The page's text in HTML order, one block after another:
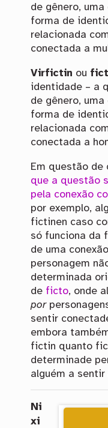
de gênero,
forma de
relacionada
conectada a
Virfictin ou
identidade – a
de gênero,
forma de
relacionada
conectada a
Em questão de
que a questão
pela conexão
por exemplo,
fictinen caso
só funciona da
de uma
personagem
determinada
de ficto, onde
por
sentir
embora
fictin quanto
determinade
alguém a sentir
Ni
xi